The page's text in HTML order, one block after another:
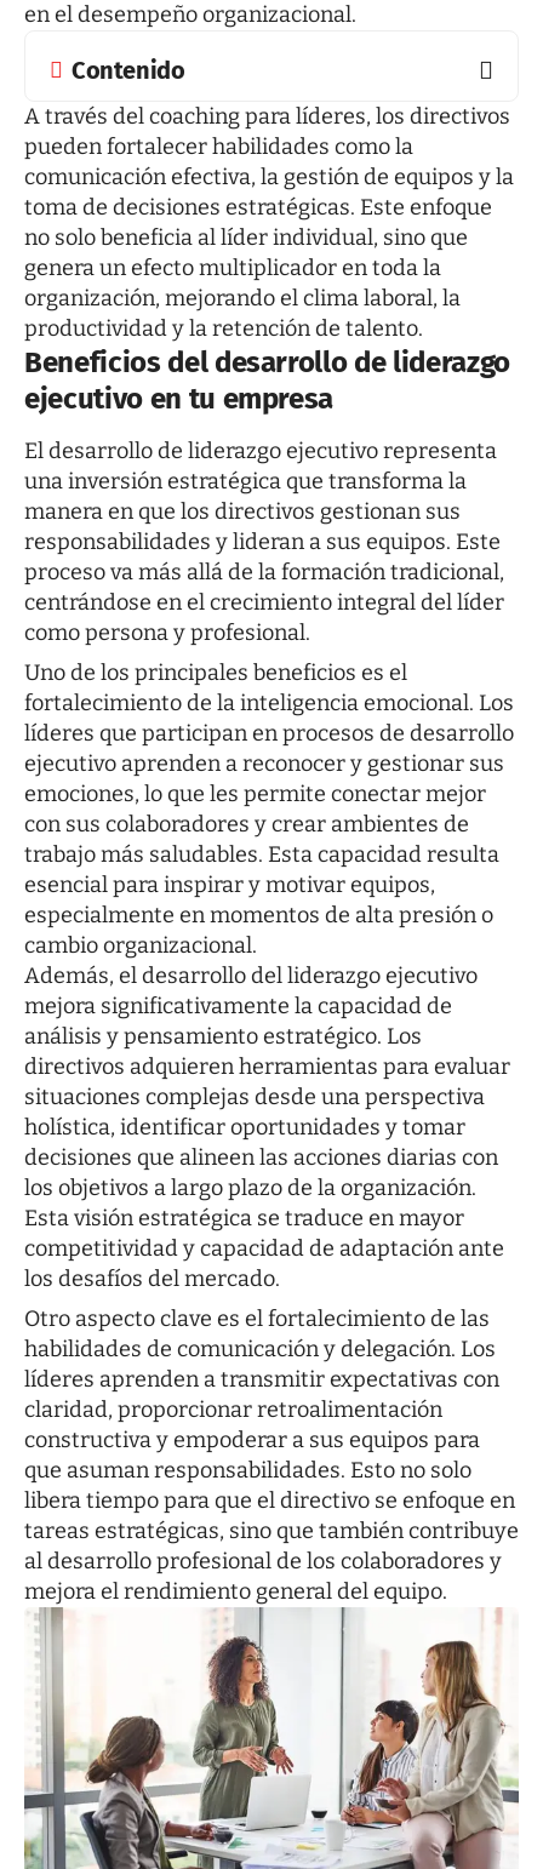
en el desempeño organizacional.
Contenido
A través delcoaching para líderes, los directivos
pueden fortalecer habilidades como la
comunicación efectiva, la gestión de equipos y la
toma de decisiones estratégicas. Este enfoque
no solo beneficia al líder individual, sino que
genera un efecto multiplicador en toda la
organización, mejorando el clima laboral, la
productividad y la retención de talento.
Beneficios del desarrollo de liderazgo
ejecutivo en tu empresa
El desarrollo de liderazgo ejecutivo representa
una inversión estratégica que transforma la
manera en que los directivos gestionan sus
responsabilidades y lideran a sus equipos. Este
proceso va más allá de la formación tradicional,
centrándose en el crecimiento integral del líder
como persona y profesional.
Uno de los principales beneficios es el
fortalecimiento de la inteligencia emocional. Los
líderes que participan en procesos de desarrollo
ejecutivo aprenden a reconocer y gestionar sus
emociones, lo que les permite conectar mejor
con sus colaboradores y crear ambientes de
trabajo más saludables. Esta capacidad resulta
esencial para inspirar y motivar equipos,
especialmente en momentos de alta presión o
cambio organizacional.
Además, el desarrollo del liderazgo ejecutivo
mejora significativamente la capacidad de
análisis y pensamiento estratégico. Los
directivos adquieren herramientas para evaluar
situaciones complejas desde una perspectiva
holística, identificar oportunidades y tomar
decisiones que alineen las acciones diarias con
los objetivos a largo plazo de la organización.
Esta visión estratégica se traduce en mayor
competitividad y capacidad de adaptación ante
los desafíos del mercado.
Otro aspecto clave es el fortalecimiento de las
habilidades de comunicación y delegación. Los
líderes aprenden a transmitir expectativas con
claridad, proporcionar retroalimentación
constructiva y empoderar a sus equipos para
que asuman responsabilidades. Esto no solo
libera tiempo para que el directivo se enfoque en
tareas estratégicas, sino que también contribuye
al desarrollo profesional de los colaboradores y
mejora el rendimiento general del equipo.